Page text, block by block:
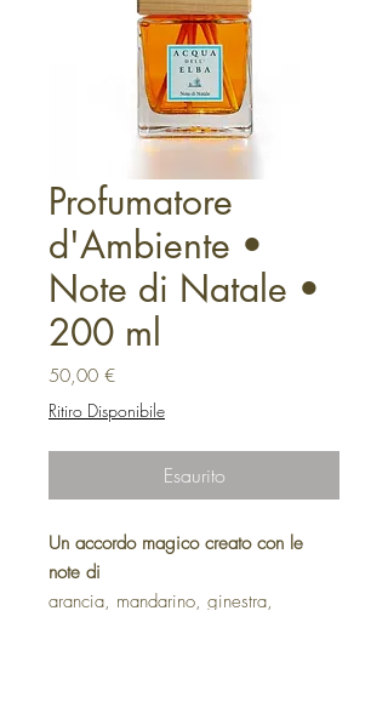
Profumatore
d'Ambiente •
Note di Natale •
200 ml
50,00 €Prezzo
Ritiro Disponibile
Esaurito
Un accordo magico creato con le
note di
arancia, mandarino, ginestra,